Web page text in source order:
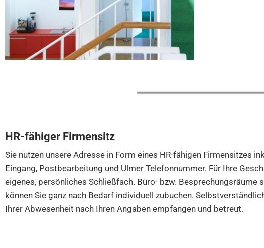
HR-fähiger Firmensitz
Sie nutzen unsere Adresse in Form eines HR-fähigen Firmensitzes
Eingang, Postbearbeitung und Ulmer Telefonnummer. Für Ihre
eigenes, persönliches Schließfach. Büro- bzw. Besprechungsräume
können Sie ganz nach Bedarf individuell zubuchen.
Ihrer Abwesenheit nach Ihren Angaben empfangen und betreut.